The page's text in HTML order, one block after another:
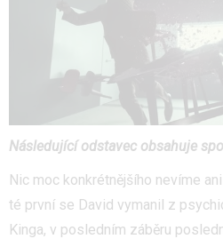
Následující odstavec obsahuje
Nic moc konkrétnějšího nevíme
té první se David vymanil z
Kinga, v posledním záběru